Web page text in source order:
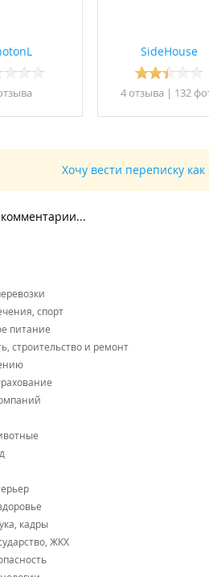
SideHouse
4 отзывa | 132
Хочу вести переписку
спорт
питание
строительство и ремонт
кадры
ЖКХ